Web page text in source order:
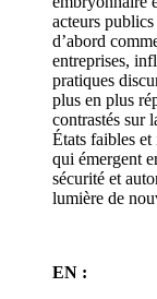
acteurs
d’abord
entreprises,
pratiques
plus en plus
contrastés sur
États faibles
qui émergent
sécurité et
lumière de
EN :